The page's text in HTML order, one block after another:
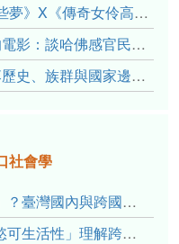
》： 透過紀錄片領會原民文化與歷史的重量
談哈佛感官民族誌實驗室
路有多長》、《高砂的翅膀》、《檔案／李光輝》
社會學
「散播愛心」還是「打工度假」？臺灣國內與跨國捐卵的利他修辭、金錢動機與身體代價
當性別不只是種身分：從「情慾可生活性」理解跨性別者的身體、慾望與認同探索